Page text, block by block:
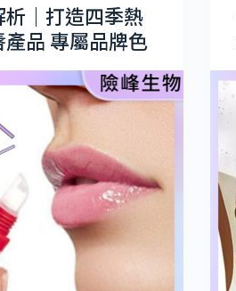
｜打造四季熱
品 專屬品牌色